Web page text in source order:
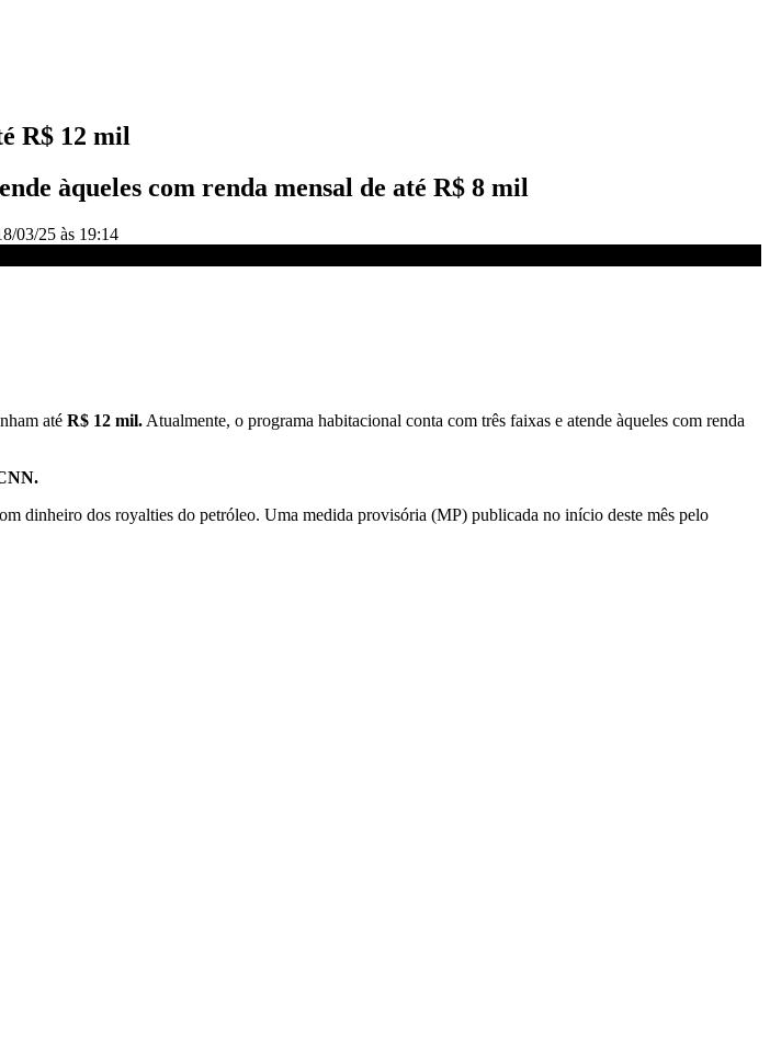
R$ 12 mil
àqueles com renda mensal de até R$ 8 mil
03/25 às 19:14
até R$ 12 mil. Atualmente, o programa habitacional conta com três faixas e atende àqueles com renda
dinheiro dos royalties do petróleo. Uma medida provisória (MP) publicada no início deste mês pelo